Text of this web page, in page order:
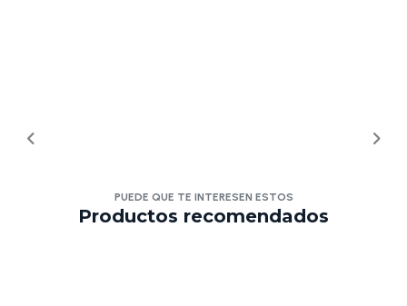
PUEDE QUE TE INTERESEN ESTOS
Productos recomendados